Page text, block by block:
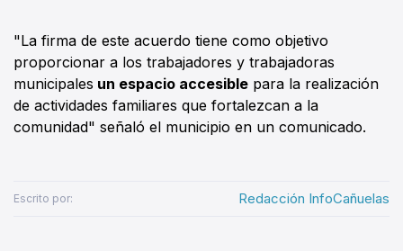
"La firma de este acuerdo tiene como objetivo
proporcionar a los trabajadores y trabajadoras
municipales un espacio accesible para la realización
de actividades familiares que fortalezcan a la
comunidad" señaló el municipio en un comunicado.
Escrito por: Redacción InfoCañuelas